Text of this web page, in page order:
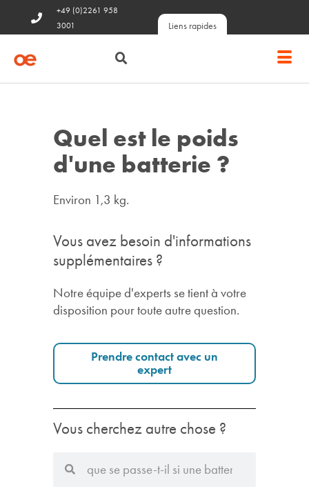
+49 (0)2261 958
3001
Liens rapides
Quel est le poids
d'une batterie ?
Environ 1,3 kg.
Vous avez besoin d'informations
supplémentaires ?
Notre équipe d'experts se tient à votre
disposition pour toute autre question.
Prendre contact avec un
expert
Vous cherchez autre chose ?